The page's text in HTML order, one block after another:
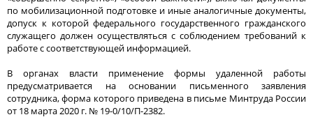
по мобилизационной подготовке и иные аналогичные документы,
допуск к которой федерального государственного гражданского
служащего должен осуществляться с соблюдением требований к
работе с соответствующей информацией.
В органах власти применение формы удаленной работы
предусматривается на основании письменного заявления
сотрудника, форма которого приведена в письме Минтруда России
от 18 марта 2020 г. № 19-0/10/П-2382.